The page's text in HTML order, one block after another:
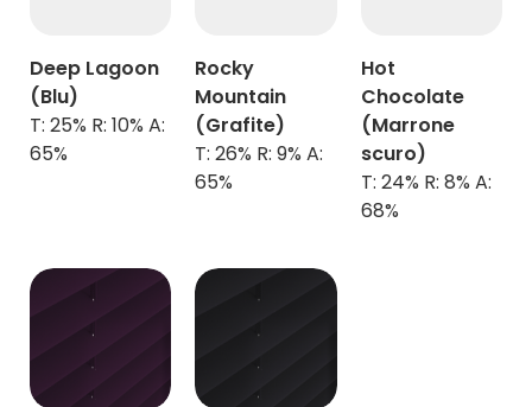
Deep Lagoon
(Blu)
T: 25% R: 10% A:
65%
Rocky
Mountain
(Grafite)
T: 26% R: 9% A:
65%
Hot
Chocolate
(Marrone
scuro)
T: 24% R: 8% A:
68%